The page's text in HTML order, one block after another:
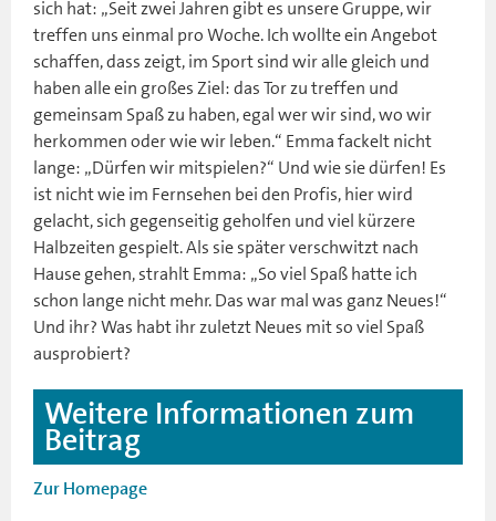
sich hat: „Seit zwei Jahren gibt es unsere Gruppe, wir
treffen uns einmal pro Woche. Ich wollte ein Angebot
schaffen, dass zeigt, im Sport sind wir alle gleich und
haben alle ein großes Ziel: das Tor zu treffen und
gemeinsam Spaß zu haben, egal wer wir sind, wo wir
herkommen oder wie wir leben.“ Emma fackelt nicht
lange: „Dürfen wir mitspielen?“ Und wie sie dürfen! Es
ist nicht wie im Fernsehen bei den Profis, hier wird
gelacht, sich gegenseitig geholfen und viel kürzere
Halbzeiten gespielt. Als sie später verschwitzt nach
Hause gehen, strahlt Emma: „So viel Spaß hatte ich
schon lange nicht mehr. Das war mal was ganz Neues!“
Und ihr? Was habt ihr zuletzt Neues mit so viel Spaß
ausprobiert?
Weitere Informationen zum
Beitrag
Zur Homepage